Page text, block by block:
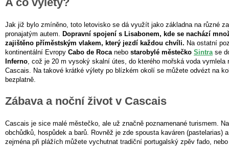
Jak již bylo zmíněno, toto letovisko se dá využít jako základna na různé
pronajatým autem. Dopravní spojení s Lisabonem, kde se nachází
zajištěno příměstským vlakem, který jezdí každou chvíli. Na ostatní
kontinentální Evropy Cabo de Rocanebo starobylé městečko Sintrase
Inferno, což je 20 m vysoký skalní útes, do kterého mořská voda vymlela
Cascais. Na takové krátké výlety po blízkém okolí se můžete odvézt na
bezplatně.
Zábava a noční život v Cascais
Cascais je sice malé městečko, ale už značně poznamenané turismem.
obchůdků, hospůdek a barů. Rovněž je zde spousta kaváren
zejména při plážích můžete vychutnat tradiční portugalský zpěv fado,